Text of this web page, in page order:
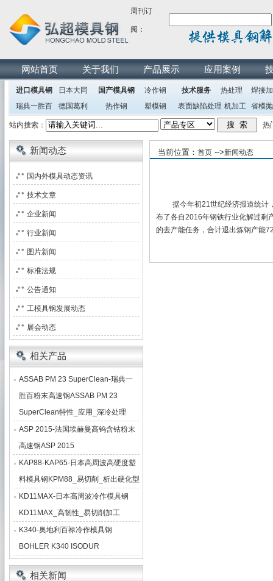
周刊订
阅：
网站首页 关于我们 产品展示 应用案例
进口模具钢
日本大同
瑞典一胜百
德国葛利
兹
国产模具钢
冷作钢
热作钢
塑模钢
技术服务 热处理
焊接
表面缺陷处理 机加工 省模
站内搜索： 热
当前位置： 首页 -->新闻动态
据今年初21世纪经济报道统计
布了各自2016年钢铁行业化解过剩
的去产能任务，合计退出炼钢产能
新闻动态
国内外模具动态资讯
技术文章
企业新闻
行业新闻
图片新闻
标准法规
公告通知
工模具钢发展动态
展会动态
相关产品
ASSAB PM 23 SuperClean-瑞典一
胜百粉末高速钢ASSAB PM 23
SuperClean特性_应用_深冷处理
ASP 2015-法国埃赫曼高钨含钴粉末
高速钢ASP 2015
KAP88-KAP65-日本高周波高硬度塑
料模具钢KPM88_易切削_析出硬化型
KD11MAX-日本高周波冷作模具钢
KD11MAX_高韧性_易切削加工
K340-奥地利百禄冷作模具钢
BOHLER K340 ISODUR
相关新闻